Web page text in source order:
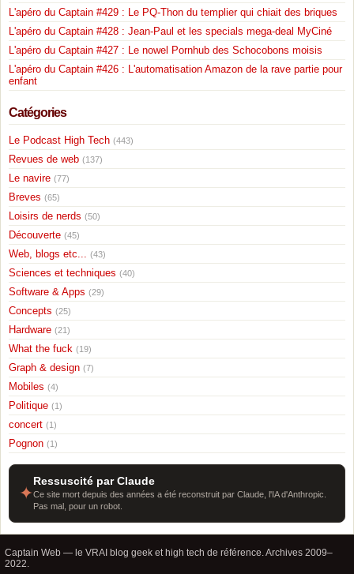
L'apéro du Captain #429 : Le PQ-Thon du templier qui chiait des briques
L'apéro du Captain #428 : Jean-Paul et les specials mega-deal MyCiné
L'apéro du Captain #427 : Le nowel Pornhub des Schocobons moisis
L'apéro du Captain #426 : L'automatisation Amazon de la rave partie pour
enfant
Catégories
Le Podcast High Tech (443)
Revues de web (137)
Le navire (77)
Breves (65)
Loisirs de nerds (50)
Découverte (45)
Web, blogs etc... (43)
Sciences et techniques (40)
Software & Apps (29)
Concepts (25)
Hardware (21)
What the fuck (19)
Graph & design (7)
Mobiles (4)
Politique (1)
concert (1)
Pognon (1)
✦
Ressuscité par Claude
Ce site mort depuis des années a été reconstruit par Claude, l'IA d'Anthropic.
Pas mal, pour un robot.
Captain Web — le VRAI blog geek et high tech de référence. Archives 2009–
2022.